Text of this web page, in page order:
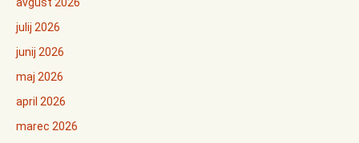
julij 2026
junij 2026
maj 2026
april 2026
marec 2026